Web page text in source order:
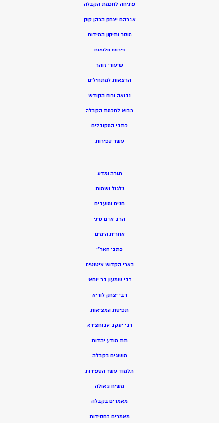
פתיחה לחכמת הקבלה
אברהם יצחק הכהן קוק
מוסר ותיקון המידות
פירוש חלומות
שיעורי זוהר
הרצאות למתחילים
נבואה ורוח הקודש
מבוא לחכמת הקבלה
כתבי המקובלים
עשר ספירות
תורה ומדע
גלגול נשמות
חגים ומועדים
הרב אדם סיני
אחרית הימים
כתבי האר”י
הארי הקדוש ציטוטים
רבי שמעון בר יוחאי
רבי יצחק לוריא
תפיסת המציאות
רבי יעקב אבוחצירא
תת מודע יהדות
מושגים בקבלה
תלמוד עשר הספירות
משיח וגאולה
מאמרים בקבלה
מאמרים בחסידות